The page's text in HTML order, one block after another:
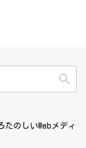
のしいWebメディ